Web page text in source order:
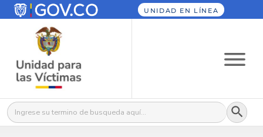
UNIDAD EN LÍNEA
Buscar: Botón